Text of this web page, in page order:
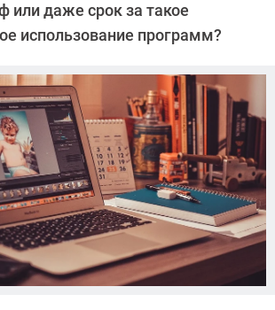
или даже срок за такое
использование программ?